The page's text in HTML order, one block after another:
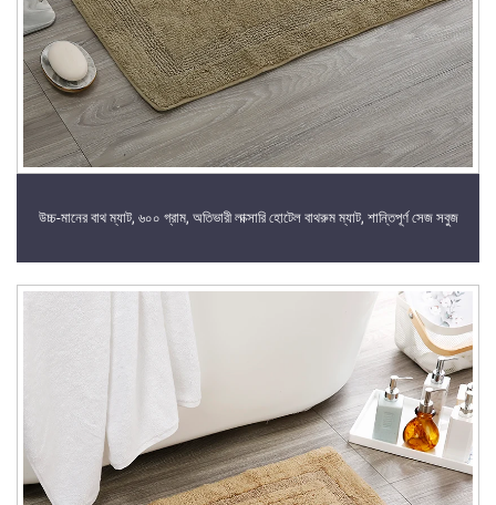
উচ্চ-মানের বাথ ম্যাট, ৬০০ গ্রাম, অতিভারী লাক্সারি হোটেল বাথরুম ম্যাট, শান্তিপূর্ণ সেজ সবুজ